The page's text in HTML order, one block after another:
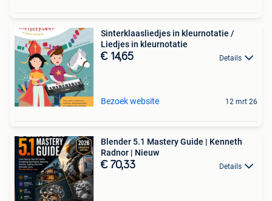
Sinterklaasliedjes in kleurnotatie /
Liedjes in kleurnotatie
€ 14,65 Details
Bezoek website 12 mrt 26
Blender 5.1 Mastery Guide | Kenneth
Radnor | Nieuw
€ 70,33 Details